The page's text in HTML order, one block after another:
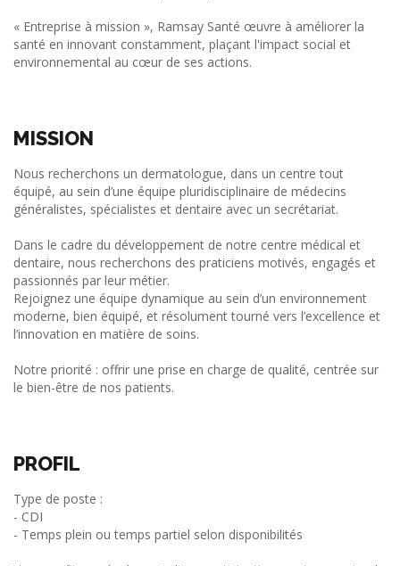
« Entreprise à mission », Ramsay Santé œuvre à améliorer la
santé en innovant constamment, plaçant l'impact social et
environnemental au cœur de ses actions.
MISSION
Nous recherchons un dermatologue, dans un centre tout
équipé, au sein d’une équipe pluridisciplinaire de médecins
généralistes, spécialistes et dentaire avec un secrétariat.
Dans le cadre du développement de notre centre médical et
dentaire, nous recherchons des praticiens motivés, engagés et
passionnés par leur métier.
Rejoignez une équipe dynamique au sein d’un environnement
moderne, bien équipé, et résolument tourné vers l’excellence et
l’innovation en matière de soins.
Notre priorité : offrir une prise en charge de qualité, centrée sur
le bien-être de nos patients.
PROFIL
Type de poste :
- CDI
- Temps plein ou temps partiel selon disponibilités